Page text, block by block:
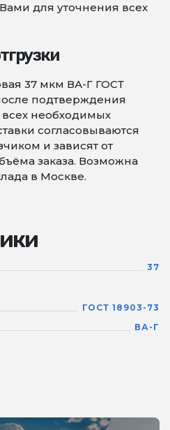
для уточнения всех
37 мкм ВА-Г ГОСТ
подтверждения
необходимых
согласовываются
и зависят от
заказа. Возможна
в Москве.
37
ГОСТ 18903-73
ВА-Г